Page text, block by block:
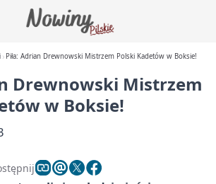
Piła: Adrian Drewnowski Mistrzem Polski Kadetów w Boksie!
Drewnowski Mistrzem
w Boksie!